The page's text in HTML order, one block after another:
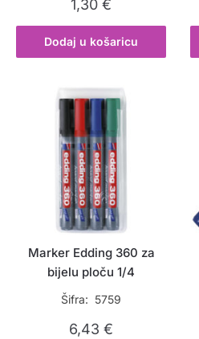
1,30€
Dodaj u košaricu
Marker Edding 360 za
bijelu ploču 1/4
Šifra: 5759
6,43€